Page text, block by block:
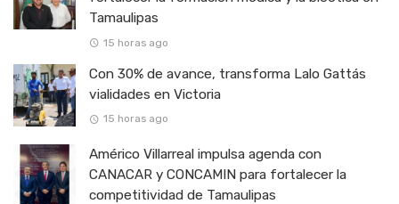
Tamaulipas
15 horas ago
Con 30% de avance, transforma Lalo Gattás
vialidades en Victoria
15 horas ago
Américo Villarreal impulsa agenda con
CANACAR y CONCAMIN para fortalecer la
competitividad de Tamaulipas